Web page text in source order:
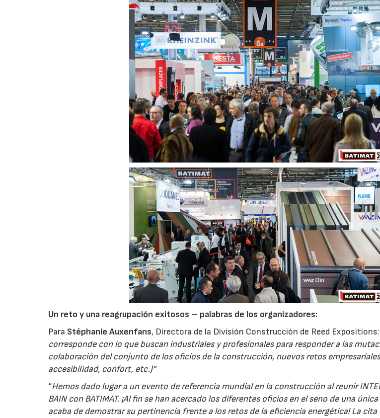
Un reto y una reagrupación exitosos – palabras de los organizadores:
Para Stéphanie Auxenfans, Directora de la División Construcción de Reed Expositions:
corresponde con lo que buscan industriales y profesionales para responder a las
colaboración del conjunto de los oficios de la construcción, nuevos retos
accesibilidad, confort, etc.)”
“Hemos dado lugar a un evento de referencia mundial en la construcción al reunir
BAIN con BATIMAT. ¡Al fin se han acercado los diferentes oficios en el seno de una
acaba de demostrar su pertinencia frente a los retos de la eficiencia energética! La cita